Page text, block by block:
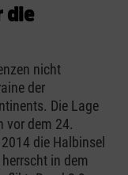
die
nicht
der
Die Lage
vor dem 24.
die Halbinsel
in dem